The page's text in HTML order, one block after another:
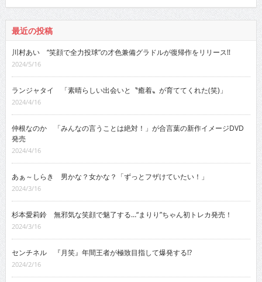
最近の投稿
川村あい “笑顔で全力投球”の才色兼備グラドルが復帰作をリリース!!
2024/5/16
ランジャタイ 「素晴らしい出会いと〝癒着〟が育ててくれた(笑)」
2024/4/16
仲根なのか 「みんなの言うことは絶対！」が合言葉の新作イメージDVD
発売
2024/4/16
あぁ～しらき 男かな？女かな？「ずっとフザけていたい！」
2024/3/16
杉本愛莉鈴 無邪気な笑顔で魅了する…“まりり”ちゃん初トレカ発売！
2024/3/16
センチネル 『月笑』年間王者が極致目指して爆発する!?
2024/2/16